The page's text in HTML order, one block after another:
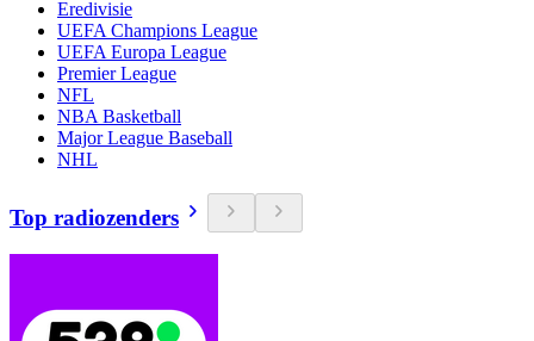
Eredivisie
UEFA Champions League
UEFA Europa League
Premier League
NFL
NBA Basketball
Major League Baseball
NHL
Top radiozenders